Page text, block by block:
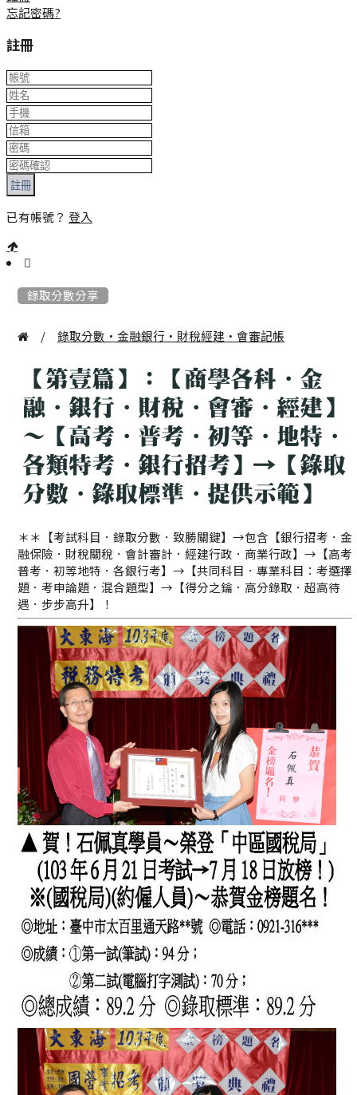
忘記密碼?
註冊
註冊
已有帳號？ 登入
::: 錄取分數分享
/ 錄取分數‧金融銀行‧財稅經建‧會審記帳
【第壹篇】：【商學各科．金
融．銀行．財稅．會審．經建】
～【高考．普考．初等．地特．
各類特考．銀行招考】→【錄取
分數．錄取標準．提供示範】
＊＊【考試科目．錄取分數．致勝關鍵】→包含【銀行招考．金
融保險．財稅關稅．會計審計．經建行政．商業行政】→【高考
普考．初等地特．各銀行考】→【共同科目．專業科目：考選擇
題．考申論題．混合題型】→【得分之鑰．高分錄取．超高待
遇．步步高升】！